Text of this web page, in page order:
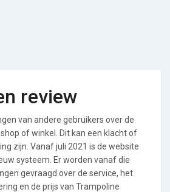
review
van andere gebruikers over de
of winkel. Dit kan een klacht of
zijn. Vanaf juli 2021 is de website
systeem. Er worden vanaf die
gevraagd over de service, het
en de prijs van Trampoline